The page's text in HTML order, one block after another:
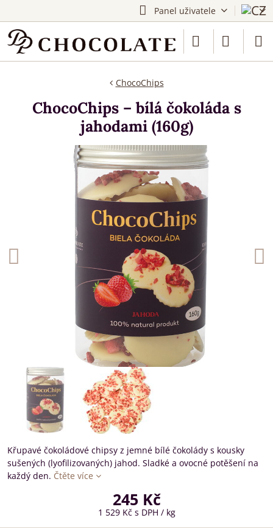
Panel uživatele
ChocoChips
ChocoChips – bílá čokoláda s
jahodami (160g)
Křupavé čokoládové chipsy z jemné bílé čokolády s kousky
sušených (lyofilizovaných) jahod. Sladké a ovocné potěšení na
každý den. Čtěte více
245 Kč
1 529 Kč s DPH / kg